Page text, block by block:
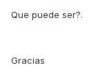
Que puede ser?.
Gracias